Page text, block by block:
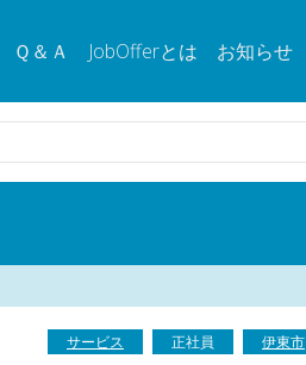
Ｑ＆Ａ JobOfferとは お知らせ
サービス 正社員 伊東市